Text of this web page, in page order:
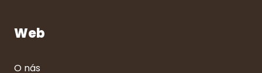
Web
O nás